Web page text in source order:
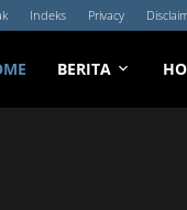
Indeks Privacy
BERITA